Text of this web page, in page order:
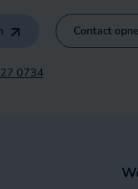
Contact
0734